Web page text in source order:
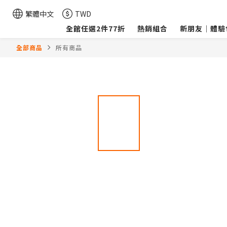
繁體中文
TWD
全館任選2件77折
熱銷組合 新朋友｜體
全部商品 所有商品